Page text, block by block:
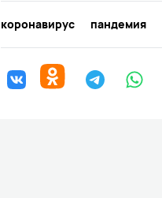
коронавирус пандемия